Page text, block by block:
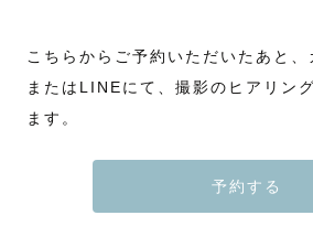
こちらからご予約いただいたあと
またはLINEにて、撮影のヒアリン
ます。
予約する